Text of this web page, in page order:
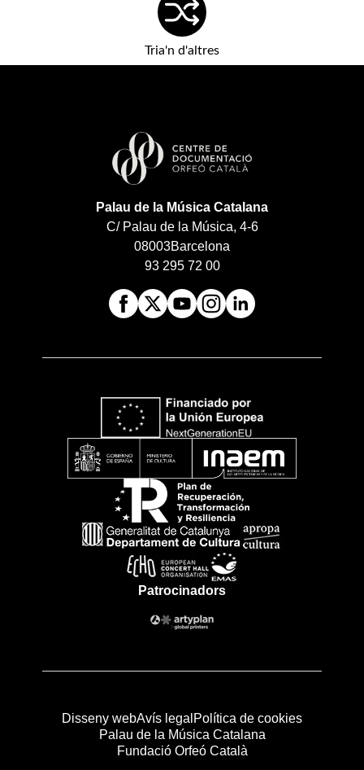
Tria'n d'altres
Palau de la Música Catalana
C/ Palau de la Música, 4-6
08003Barcelona
93 295 72 00
Patrocinadors
Disseny webAvís legal Política de cookies
Palau de la Música Catalana
Fundació Orfeó Català